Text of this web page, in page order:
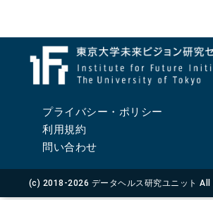
プライバシー・ポリシー
利用規約
問い合わせ
(c) 2018-2026 データヘルス研究ユニット